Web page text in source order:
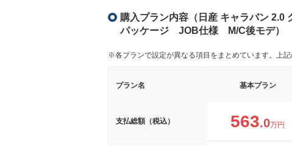
購入プラン内容（日産 キャラバン 2.0
パッケージ JOB仕様 M/C後モデ）
※各プランで設定が異なる項目をまとめています。上
プラン名 基本プラン
支払総額（税込） 563.0万円